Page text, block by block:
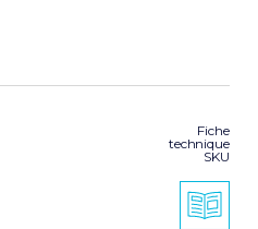
Fiche
technique
SKU